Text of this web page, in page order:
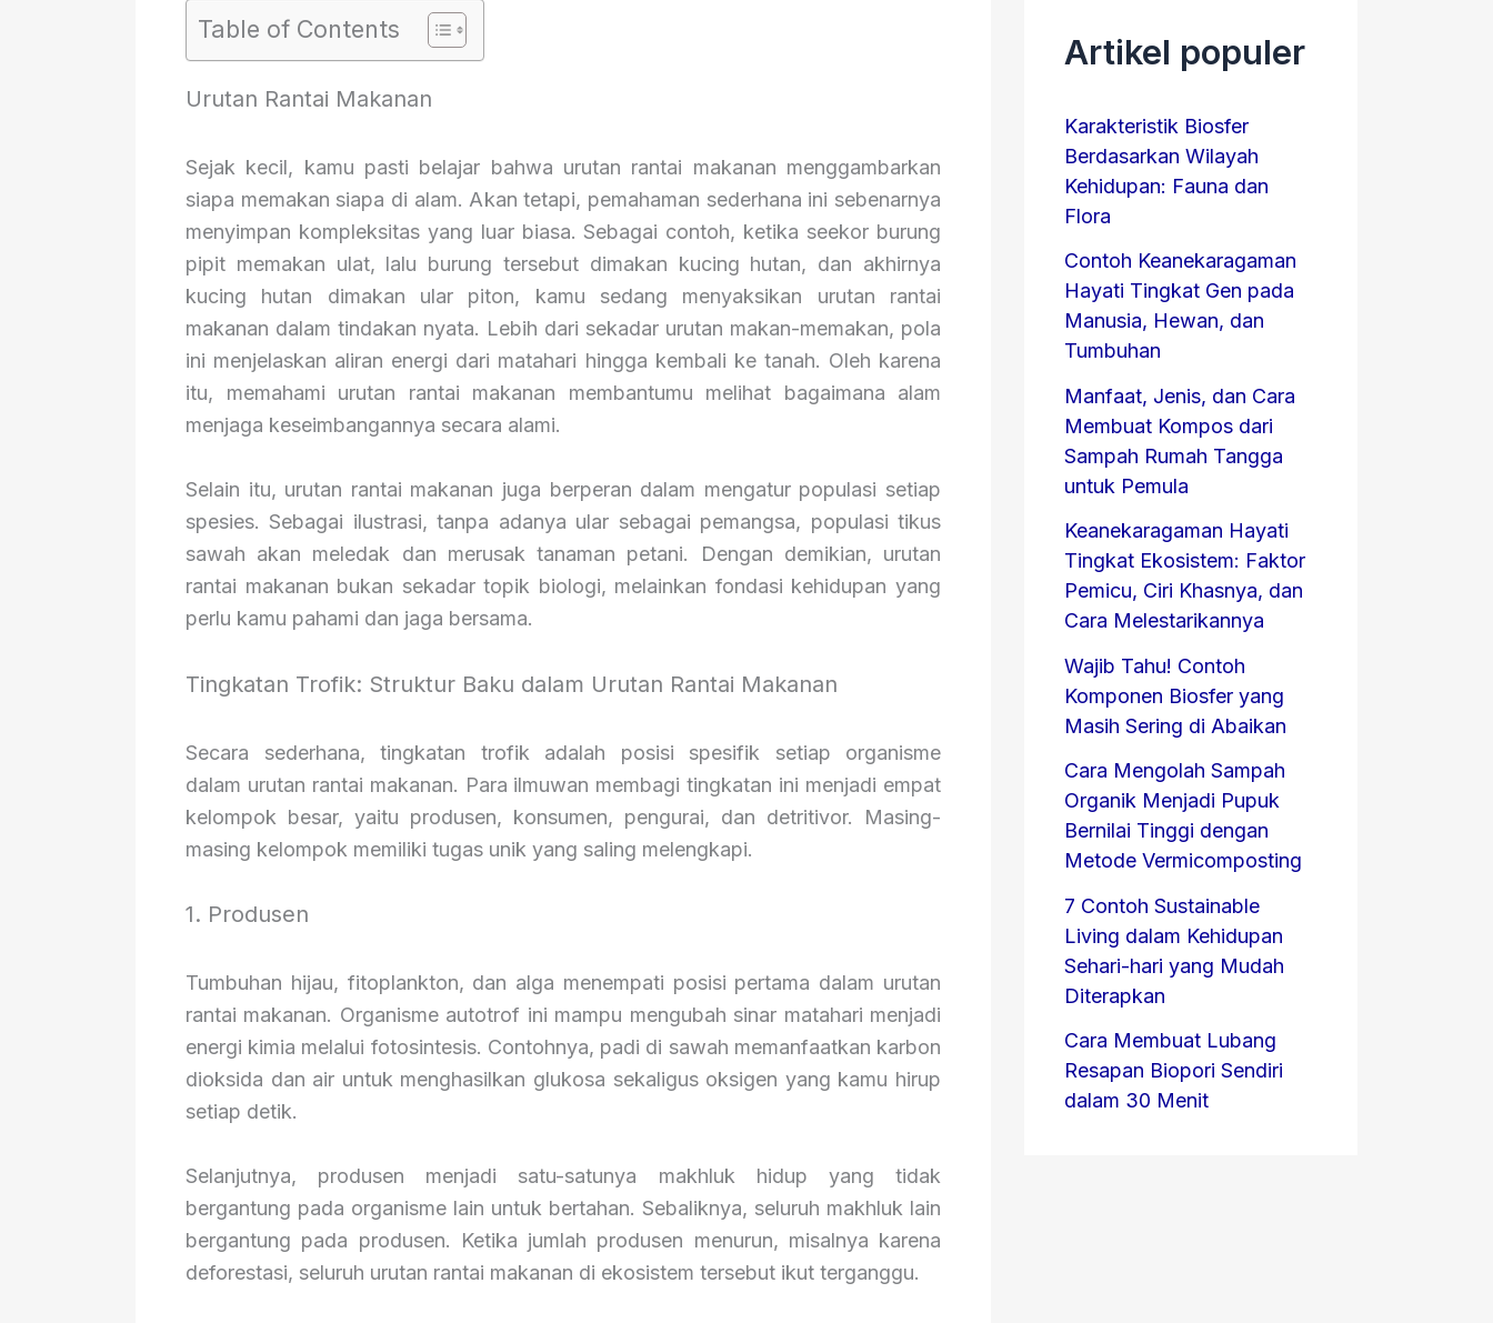
Table of Contents
Urutan Rantai Makanan
Sejak kecil, kamu pasti belajar bahwa urutan rantai makanan menggambarkan
siapa memakan siapa di alam. Akan tetapi, pemahaman sederhana ini sebenarnya
menyimpan kompleksitas yang luar biasa. Sebagai contoh, ketika seekor burung
pipit memakan ulat, lalu burung tersebut dimakan kucing hutan, dan akhirnya
kucing hutan dimakan ular piton, kamu sedang menyaksikan urutan rantai
makanan dalam tindakan nyata. Lebih dari sekadar urutan makan-memakan, pola
ini menjelaskan aliran energi dari matahari hingga kembali ke tanah. Oleh karena
itu, memahami urutan rantai makanan membantumu melihat bagaimana alam
menjaga keseimbangannya secara alami.
Selain itu, urutan rantai makanan juga berperan dalam mengatur populasi setiap
spesies. Sebagai ilustrasi, tanpa adanya ular sebagai pemangsa, populasi tikus
sawah akan meledak dan merusak tanaman petani. Dengan demikian, urutan
rantai makanan bukan sekadar topik biologi, melainkan fondasi kehidupan yang
perlu kamu pahami dan jaga bersama.
Tingkatan Trofik: Struktur Baku dalam Urutan Rantai Makanan
Secara sederhana, tingkatan trofik adalah posisi spesifik setiap organisme
dalam urutan rantai makanan. Para ilmuwan membagi tingkatan ini menjadi empat
kelompok besar, yaitu produsen, konsumen, pengurai, dan detritivor. Masing-
masing kelompok memiliki tugas unik yang saling melengkapi.
1. Produsen
Tumbuhan hijau, fitoplankton, dan alga menempati posisi pertama dalam urutan
rantai makanan. Organisme autotrof ini mampu mengubah sinar matahari menjadi
energi kimia melalui fotosintesis. Contohnya, padi di sawah memanfaatkan karbon
dioksida dan air untuk menghasilkan glukosa sekaligus oksigen yang kamu hirup
setiap detik.
Selanjutnya, produsen menjadi satu-satunya makhluk hidup yang tidak
bergantung pada organisme lain untuk bertahan. Sebaliknya, seluruh makhluk lain
bergantung pada produsen. Ketika jumlah produsen menurun, misalnya karena
deforestasi, seluruh urutan rantai makanan di ekosistem tersebut ikut terganggu.
Artikel populer
Karakteristik Biosfer
Berdasarkan Wilayah
Kehidupan: Fauna dan
Flora
Contoh Keanekaragaman
Hayati Tingkat Gen pada
Manusia, Hewan, dan
Tumbuhan
Manfaat, Jenis, dan Cara
Membuat Kompos dari
Sampah Rumah Tangga
untuk Pemula
Keanekaragaman Hayati
Tingkat Ekosistem: Faktor
Pemicu, Ciri Khasnya, dan
Cara Melestarikannya
Wajib Tahu! Contoh
Komponen Biosfer yang
Masih Sering di Abaikan
Cara Mengolah Sampah
Organik Menjadi Pupuk
Bernilai Tinggi dengan
Metode Vermicomposting
7 Contoh Sustainable
Living dalam Kehidupan
Sehari-hari yang Mudah
Diterapkan
Cara Membuat Lubang
Resapan Biopori Sendiri
dalam 30 Menit